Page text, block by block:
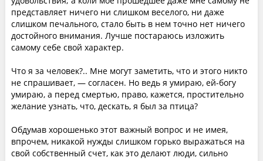
представляет ничего ни слишком веселого, ни даже
слишком печального, стало быть в нем точно нет ничего
достойного внимания. Лучше постараюсь изложить
самому себе свой характер.
Что я за человек?.. Мне могут заметить, что и этого никто
не спрашивает, — согласен. Но ведь я умираю, ей-богу
умираю, а перед смертью, право, кажется, простительно
желание узнать, что, дескать, я был за птица?
Обдумав хорошенько этот важный вопрос и не имея,
впрочем, никакой нужды слишком горько выражаться на
свой собственный счет, как это делают люди, сильно